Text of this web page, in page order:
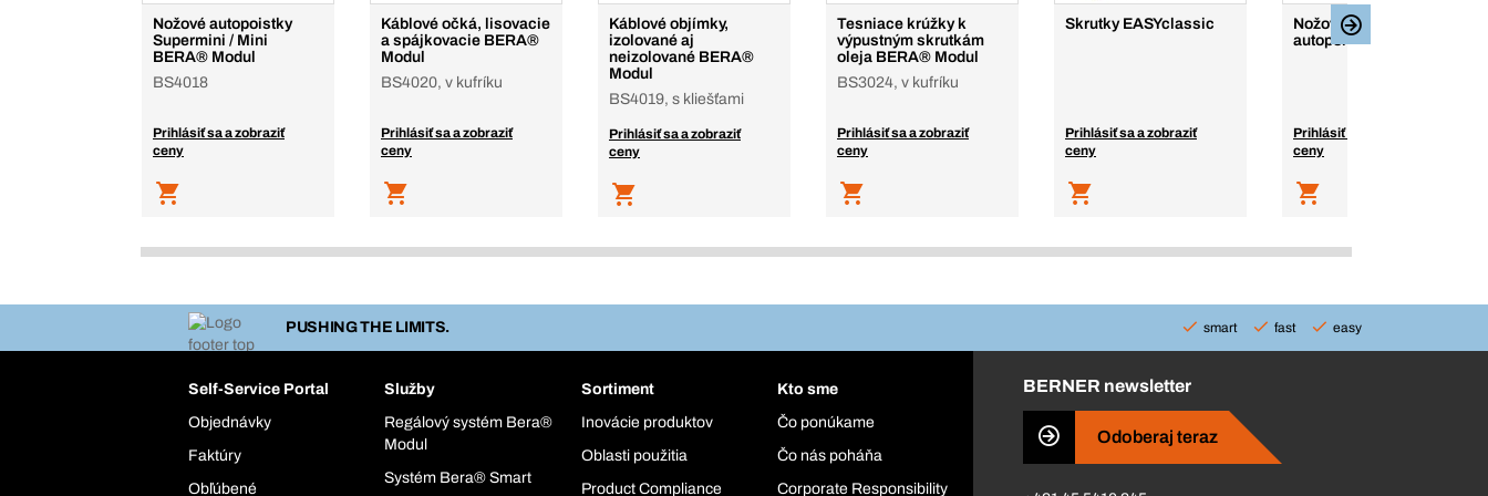
Nožové autopoistky
Supermini / Mini
BERA® Modul
BS4018
Prihlásiť sa a zobraziť
ceny
Káblové očká, lisovacie
a spájkovacie BERA®
Modul
BS4020, v kufríku
Prihlásiť sa a zobraziť
ceny
Káblové objímky,
izolované aj
neizolované BERA®
Modul
BS4019, s kliešťami
Prihlásiť sa a zobraziť
ceny
Tesniace krúžky k
výpustným skrutkám
oleja BERA® Modul
BS3024, v kufríku
Prihlásiť sa a zobraziť
ceny
Skrutky EASYclassic
Prihlásiť sa a zobraziť
ceny
Nožové ploché
autopoistky Mini a Maxi
Prihlásiť sa a zobraziť
ceny
PUSHING THE LIMITS. smart fast easy
Self-Service Portal
Objednávky
Faktúry
Obľúbené
Služby
Regálový systém Bera®
Modul
Systém Bera® Smart
Sortiment
Inovácie produktov
Oblasti použitia
Product Compliance
Kto sme
Čo ponúkame
Čo nás poháňa
Corporate Responsibility
BERNER newsletter
Odoberaj teraz